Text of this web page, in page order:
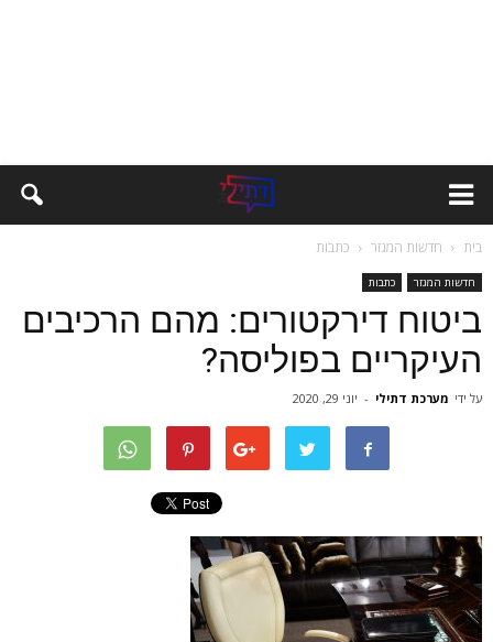
בית חדשות המגזר כתבות
חדשות המגזר כתבות
ביטוח דירקטורים: מהם הרכיבים
העיקריים בפוליסה?
על ידי מערכת דתילי - יוני 29, 2020